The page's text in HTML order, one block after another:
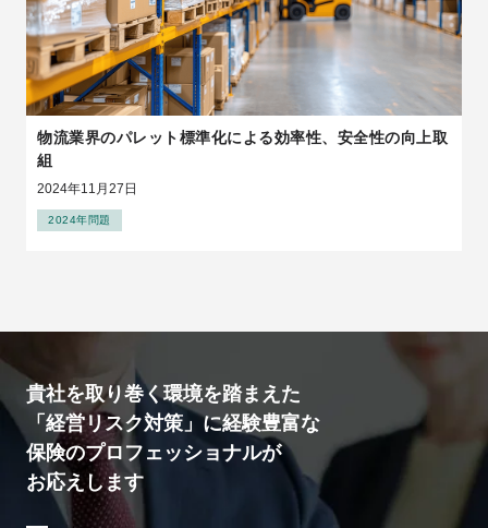
物流業界のパレット標準化による効率性、安全性の向上取
組
2024年11月27日
2024年問題
貴社を取り巻く環境を踏まえた
「経営リスク対策」に経験豊富な
保険のプロフェッショナルが
お応えします